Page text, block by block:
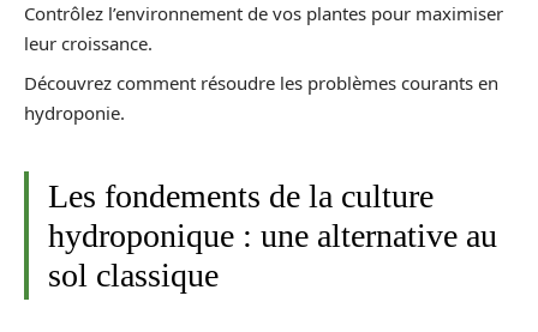
Contrôlez l’environnement de vos plantes pour maximiser
leur croissance.
Découvrez comment résoudre les problèmes courants en
hydroponie.
Les fondements de la culture
hydroponique : une alternative au
sol classique